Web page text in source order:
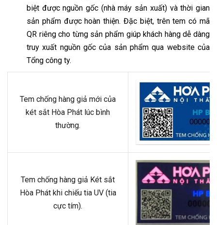
biệt được nguồn gốc (nhà máy sản xuất) và thời gian
sản phẩm được hoàn thiện. Đặc biệt, trên tem có mã
QR riêng cho từng sản phẩm giúp khách hàng dễ dàng
truy xuất nguồn gốc của sản phẩm qua website của
Tổng công ty.
Tem chống hàng giả mới của
két sắt Hòa Phát lúc bình
thường.
Tem chống hàng giả Két sắt
Hòa Phát khi chiếu tia UV (tia
cực tím).